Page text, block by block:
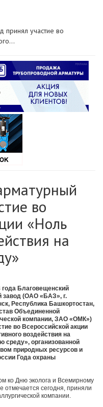
принял участие во
во
«Ноль
на
Благовещенский
завод (ОАО «БАЗ», г.
Республика Башкортостан,
Объединенной
компании, ЗАО «ОМК»)
во Всероссийской акции
воздействия на
среду», организованной
природных ресурсов и
Года охраны
ко Дню эколога и Всемирному
сегодня, приняли
компании.